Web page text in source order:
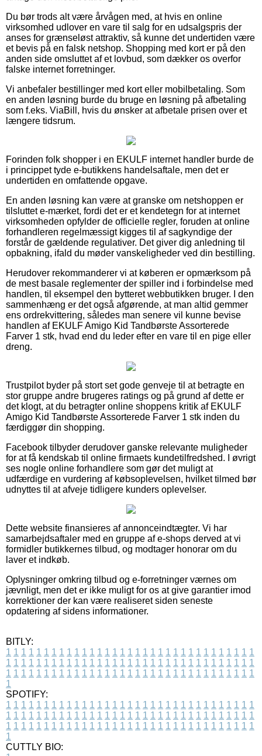
Du bør trods alt være årvågen med, at hvis en online
virksomhed udlover en vare til salg for en udsalgspris der
anses for grænseløst attraktiv, så kunne det undertiden være
et bevis på en falsk netshop. Shopping med kort er på den
anden side omsluttet af et lovbud, som dækker os overfor
falske internet forretninger.
Vi anbefaler bestillinger med kort eller mobilbetaling. Som
en anden løsning burde du bruge en løsning på afbetaling
som f.eks. ViaBill, hvis du ønsker at afbetale prisen over et
længere tidsrum.
Forinden folk shopper i en EKULF internet handler burde de
i princippet tyde e-butikkens handelsaftale, men det er
undertiden en omfattende opgave.
En anden løsning kan være at granske om netshoppen er
tilsluttet e-mærket, fordi det er et kendetegn for at internet
virksomheden opfylder de officielle regler, foruden at online
forhandleren regelmæssigt kigges til af sagkyndige der
forstår de gældende regulativer. Det giver dig anledning til
opbakning, ifald du møder vanskeligheder ved din bestilling.
Herudover rekommanderer vi at køberen er opmærksom på
de mest basale reglementer der spiller ind i forbindelse med
handlen, til eksempel den bytteret webbutikken bruger. I den
sammenhæng er det også afgørende, at man altid gemmer
ens ordrekvittering, således man senere vil kunne bevise
handlen af EKULF Amigo Kid Tandbørste Assorterede
Farver 1 stk, hvad end du leder efter en vare til en pige eller
dreng.
Trustpilot byder på stort set gode genveje til at betragte en
stor gruppe andre brugeres ratings og på grund af dette er
det klogt, at du betragter online shoppens kritik af EKULF
Amigo Kid Tandbørste Assorterede Farver 1 stk inden du
færdiggør din shopping.
Facebook tilbyder derudover ganske relevante muligheder
for at få kendskab til online firmaets kundetilfredshed. I øvrigt
ses nogle online forhandlere som gør det muligt at
udfærdige en vurdering af købsoplevelsen, hvilket tilmed bør
udnyttes til at afveje tidligere kunders oplevelser.
Dette website finansieres af annonceindtægter. Vi har
samarbejdsaftaler med en gruppe af e-shops derved at vi
formidler butikkernes tilbud, og modtager honorar om du
laver et indkøb.
Oplysninger omkring tilbud og e-forretninger værnes om
jævnligt, men det er ikke muligt for os at give garantier imod
korrektioner der kan være realiseret siden seneste
opdatering af sidens informationer.
BITLY:
1 1 1 1 1 1 1 1 1 1 1 1 1 1 1 1 1 1 1 1 1 1 1 1 1 1 1 1 1 1 1 1 1
1 1 1 1 1 1 1 1 1 1 1 1 1 1 1 1 1 1 1 1 1 1 1 1 1 1 1 1 1 1 1 1 1
1 1 1 1 1 1 1 1 1 1 1 1 1 1 1 1 1 1 1 1 1 1 1 1 1 1 1 1 1 1 1 1 1
1
SPOTIFY:
1 1 1 1 1 1 1 1 1 1 1 1 1 1 1 1 1 1 1 1 1 1 1 1 1 1 1 1 1 1 1 1 1
1 1 1 1 1 1 1 1 1 1 1 1 1 1 1 1 1 1 1 1 1 1 1 1 1 1 1 1 1 1 1 1 1
1 1 1 1 1 1 1 1 1 1 1 1 1 1 1 1 1 1 1 1 1 1 1 1 1 1 1 1 1 1 1 1 1
1
CUTTLY BIO: